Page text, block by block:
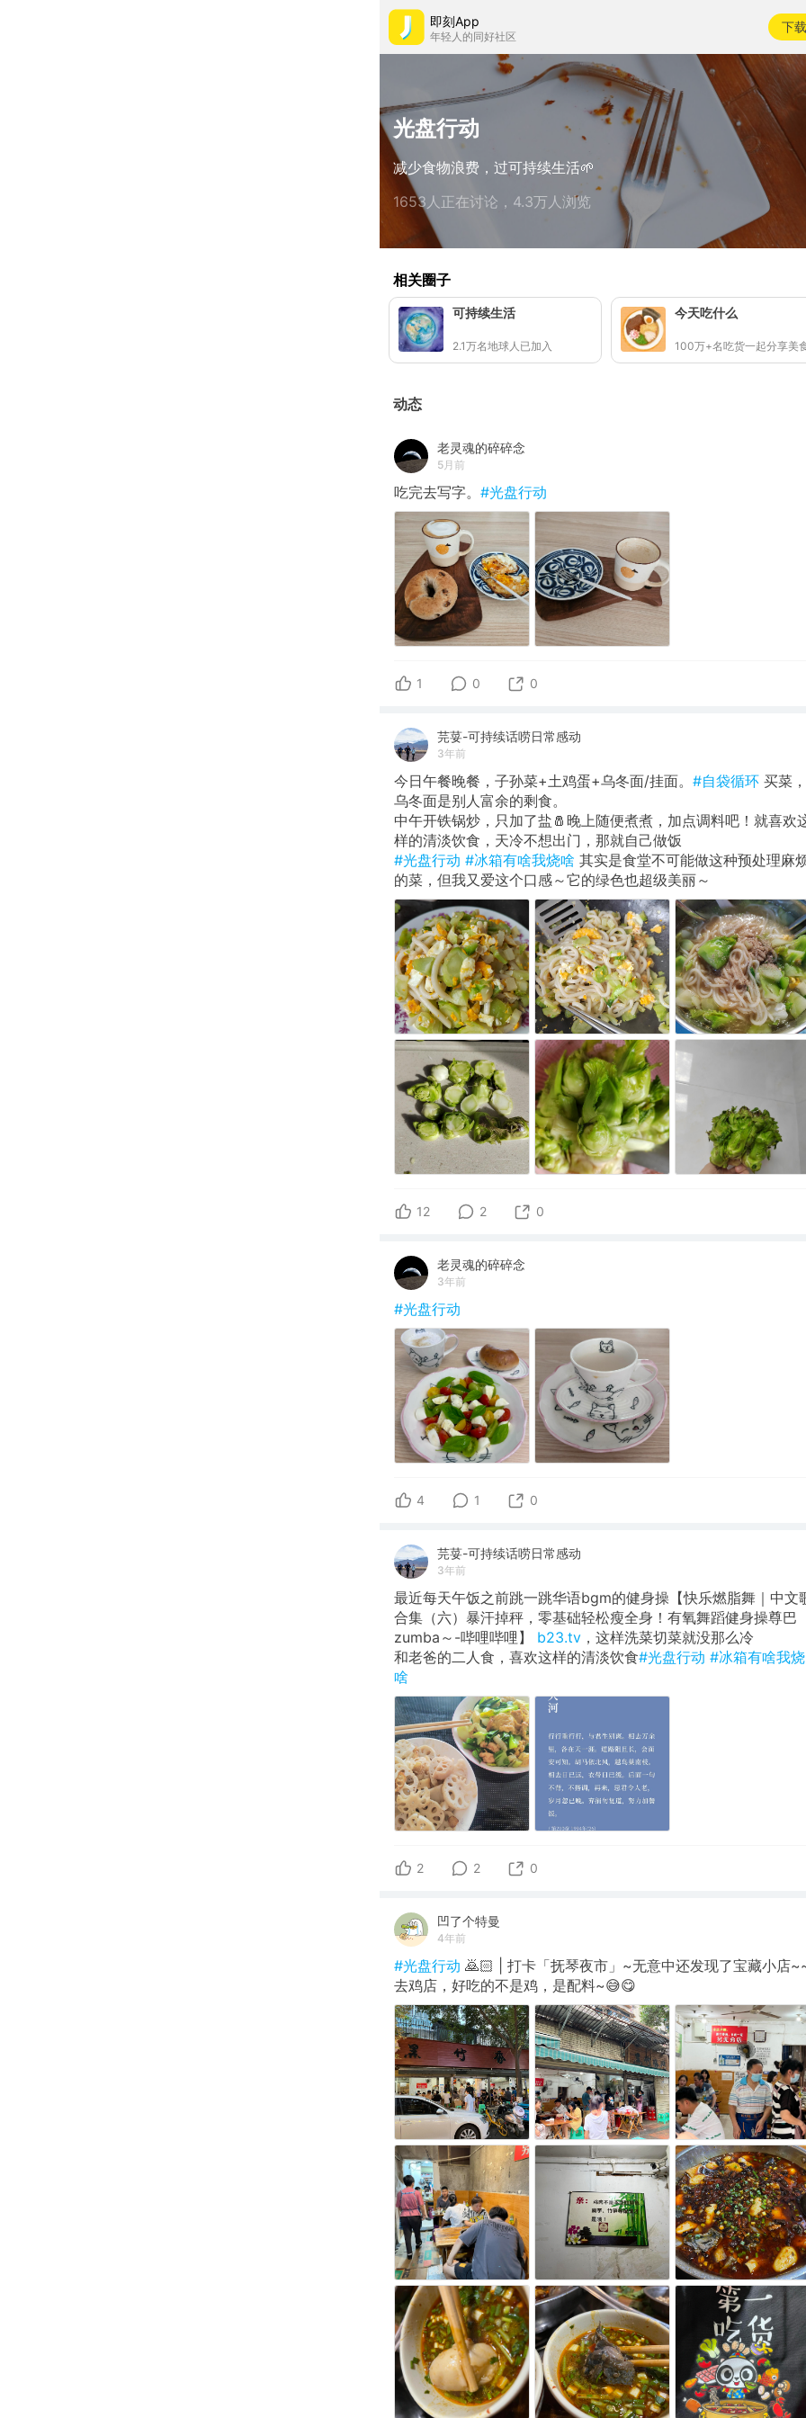
即刻App
年轻人的同好社区
下载
光盘行动
减少食物浪费，过可持续生活🌱
1653人正在讨论，4.3万人浏览
相关圈子
可持续生活
2.1万名地球人已加入
今天吃什么
100万+名吃货一起分享美
动态
老灵魂的碎碎念
5月前
吃完去写字。 #光盘行动
1 0 0
芫荽-可持续话唠日常感动
3年前
今日午餐晚餐，子孙菜+土鸡蛋+乌冬面/挂面。 #自袋循环 买菜，
乌冬面是别人富余的剩食。
中午开铁锅炒，只加了盐🧂晚上随便煮煮，加点调料吧！就喜欢
样的清淡饮食，天冷不想出门，那就自己做饭
#光盘行动 #冰箱有啥我烧啥 其实是食堂不可能做这种预处理麻
的菜，但我又爱这个口感～它的绿色也超级美丽～
12 2 0
老灵魂的碎碎念
3年前
#光盘行动
4 1 0
芫荽-可持续话唠日常感动
3年前
最近每天午饭之前跳一跳华语bgm的健身操【快乐燃脂舞｜中文
合集（六）暴汗掉秤，零基础轻松瘦全身！有氧舞蹈健身操尊巴
zumba～-哔哩哔哩】 b23.tv ，这样洗菜切菜就没那么冷
和老爸的二人食，喜欢这样的清淡饮食#光盘行动 #冰箱有啥我烧
啥
2 2 0
凹了个特曼
4年前
#光盘行动 🙇🏻 | 打卡「抚琴夜市」~无意中还发现了宝藏小店
去鸡店，好吃的不是鸡，是配料~😅😋